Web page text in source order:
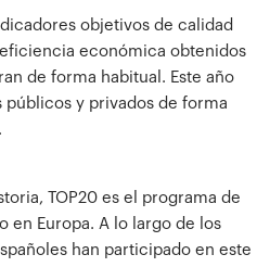
objetivos de calidad
económica obtenidos
de forma habitual. Este año
públicos y privados de forma
TOP20 es el programa de
en Europa. A lo largo de los
han participado en este